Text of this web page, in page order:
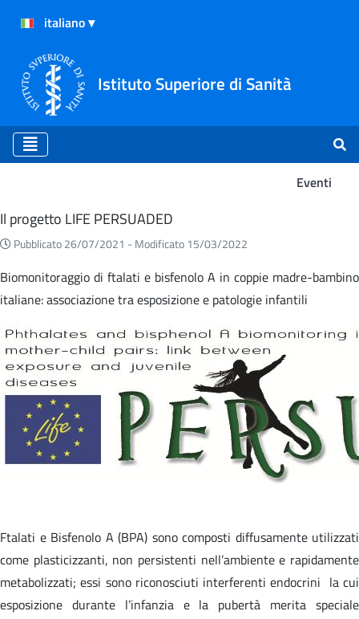
Istituto Superiore di Sanità
Eventi
Eventi
Il progetto LIFE PERSUADED
Pubblicato 26/07/2021 - Modificato 15/03/2022
Biomonitoraggio di ftalati e bisfenolo A in coppie madre-bambino
italiane: associazione tra esposizione e patologie infantili
Ftalati e Bisfenolo A (BPA) sono composti diffusamente utilizzati
come plasticizzanti, non persistenti nell’ambiente e rapidamente
metabolizzati; essi sono riconosciuti interferenti endocrini la cui
esposizione durante l’infanzia e la pubertà merita speciale